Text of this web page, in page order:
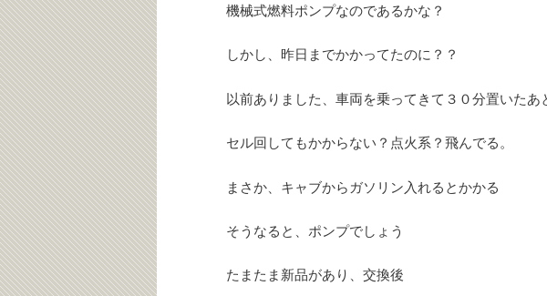
機械式燃料ポンプなのであるかな？
しかし、昨日までかかってたのに？？
以前ありました、車両を乗ってきて３０分置いたあ
セル回してもかからない？点火系？飛んでる。
まさか、キャブからガソリン入れるとかかる
そうなると、ポンプでしょう
たまたま新品があり、交換後